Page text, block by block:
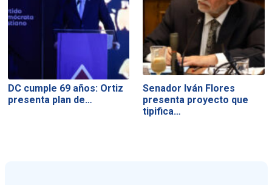
DC cumple 69 años: Ortiz
presenta plan de…
Senador Iván Flores
presenta proyecto que
tipifica…